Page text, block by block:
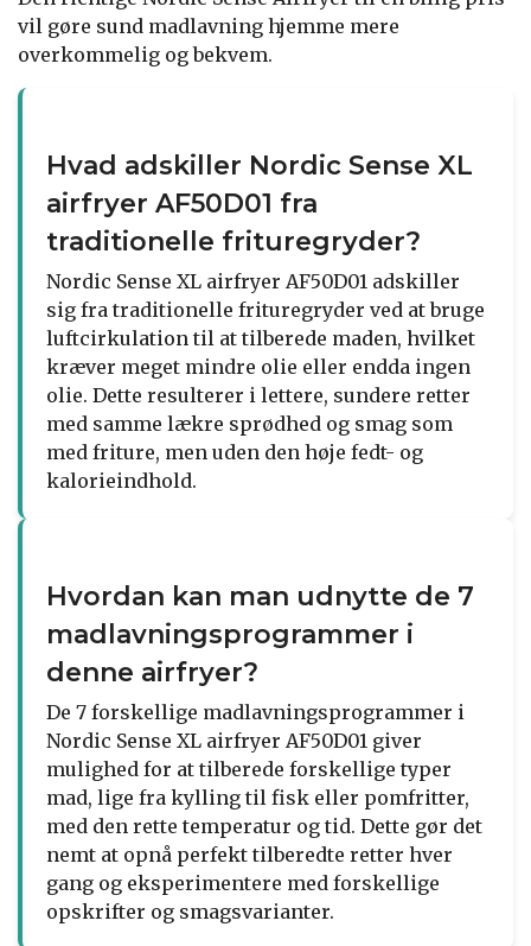
vil gøre sund madlavning hjemme mere
overkommelig og bekvem.
Hvad adskiller Nordic Sense XL
airfryer AF50D01 fra
traditionelle frituregryder?
Nordic Sense XL airfryer AF50D01 adskiller
sig fra traditionelle frituregryder ved at bruge
luftcirkulation til at tilberede maden, hvilket
kræver meget mindre olie eller endda ingen
olie. Dette resulterer i lettere, sundere retter
med samme lækre sprødhed og smag som
med friture, men uden den høje fedt- og
kalorieindhold.
Hvordan kan man udnytte de 7
madlavningsprogrammer i
denne airfryer?
De 7 forskellige madlavningsprogrammer i
Nordic Sense XL airfryer AF50D01 giver
mulighed for at tilberede forskellige typer
mad, lige fra kylling til fisk eller pomfritter,
med den rette temperatur og tid. Dette gør det
nemt at opnå perfekt tilberedte retter hver
gang og eksperimentere med forskellige
opskrifter og smagsvarianter.